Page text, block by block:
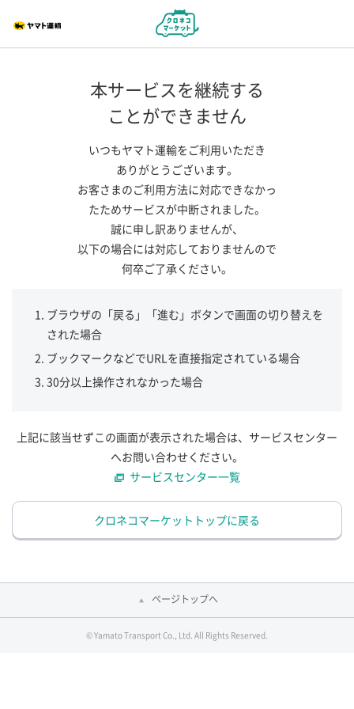
本サービスを継続する
ことができません
いつもヤマト運輸をご利用いただき
ありがとうございます。
お客さまのご利用方法に対応できなかっ
たためサービスが中断されました。
誠に申し訳ありませんが、
以下の場合には対応しておりませんので
何卒ご了承ください。
ブラウザの「戻る」「進む」ボタンで画面の切り替えを
された場合
ブックマークなどでURLを直接指定されている場合
30分以上操作されなかった場合
上記に該当せずこの画面が表示された場合は、サービスセンター
へお問い合わせください。
サービスセンター一覧
クロネコマーケットトップに戻る
ページトップへ
© Yamato Transport Co., Ltd. All Rights Reserved.